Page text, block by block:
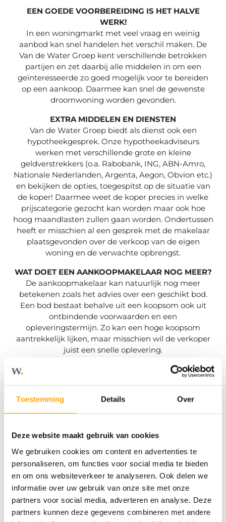
Toestemming Details Over
Deze website maakt gebruik van cookies
We gebruiken cookies om content en advertenties te
personaliseren, om functies voor social media te bieden
en om ons websiteverkeer te analyseren. Ook delen we
informatie over uw gebruik van onze site met onze
partners voor social media, adverteren en analyse. Deze
partners kunnen deze gegevens combineren met andere
EEN GOEDE VOORBEREIDING IS HET HALVE
WERK!
In een woningmarkt met veel vraag en weinig
aanbod kan snel handelen het verschil maken. De
Van de Water Groep kent verschillende betrokken
partijen en zet daarbij alle middelen in om een
geïnteresseerde zo goed mogelijk voor te bereiden
op een aankoop. Daarmee kan snel de gewenste
droomwoning worden gevonden.
EXTRA MIDDELEN EN DIENSTEN
Van de Water Groep biedt als dienst ook een
hypotheekgesprek. Onze hypotheekadviseurs
werken met verschillende grote en kleine
geldverstrekkers (o.a. Rabobank, ING, ABN-Amro,
Nationale Nederlanden, Argenta, Aegon, Obvion etc.)
en bekijken de opties, toegespitst op de situatie van
de koper! Daarmee weet de koper precies in welke
prijscategorie gezocht kan worden maar ook hoe
hoog maandlasten zullen gaan worden. Ondertussen
heeft er misschien al een gesprek met de makelaar
plaatsgevonden over de verkoop van de eigen
woning en de verwachte opbrengst.
WAT DOET EEN AANKOOPMAKELAAR NOG MEER?
De aankoopmakelaar kan natuurlijk nog meer
betekenen zoals het advies over een geschikt bod.
Een bod bestaat behalve uit een koopsom ook uit
ontbindende voorwaarden en een
opleveringstermijn. Zo kan een hoge koopsom
aantrekkelijk lijken, maar misschien wil de verkoper
juist een snelle oplevering.
De aankoopmakelaar beoordeelt ook of het
te laten voeren, controleert de koopovereenkomst en
controleert de leveringsakte van de notaris. Wij gaan
ook mee naar de laatste inspectie voorafgaand aan
KORTOM, BIJ ONS KRIJG JE ALTIJD FULL SERVICE.
droomwoning, doe dit dan samen met een
betrouwbare aankoopmakelaar.Meer weten? Vraag
een persoonlijk gesprek aan met een van onze
aankoopmakelaars via onzecontactpagina’s.